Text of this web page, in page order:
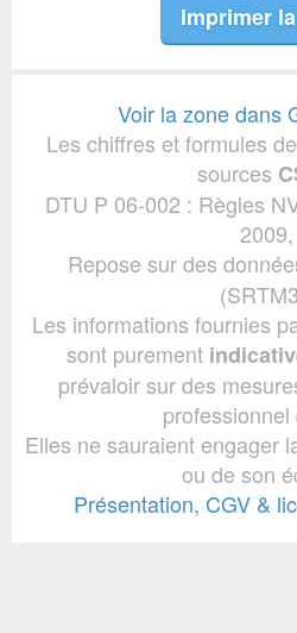
Imprimer
Voir la zone dans
Les chiffres et formules
sources
DTU P 06-002 : Règles
2009,
Repose sur des
Les informations fournies
sont purement
prévaloir sur des
professionnel
Elles ne sauraient engager
ou de son
Présentation, CGV &